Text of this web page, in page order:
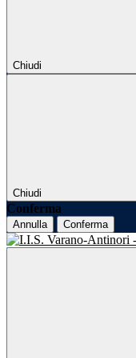
Chiudi
Chiudi
Conferma
Annulla Conferma